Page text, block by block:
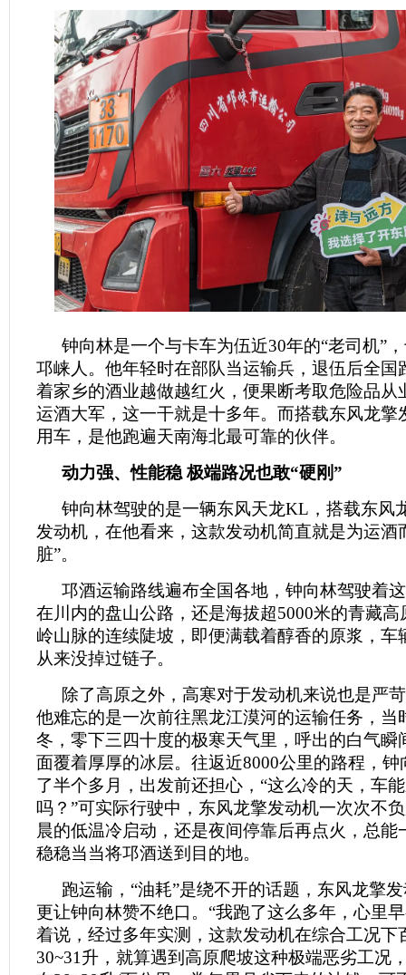
钟向林是一个与卡车为伍近30年的“老司机”
邛崃人。他年轻时在部队当运输兵，退伍后全国
着家乡的酒业越做越红火，便果断考取危险品从
运酒大军，这一干就是十多年。而搭载东风龙擎
用车，是他跑遍天南海北最可靠的伙伴。
动力强、性能稳 极端路况也敢“硬刚”
钟向林驾驶的是一辆东风天龙KL，搭载东风
发动机，在他看来，这款发动机简直就是为运酒
脏”。
邛酒运输路线遍布全国各地，钟向林驾驶着
在川内的盘山公路，还是海拔超5000米的青藏
岭山脉的连续陡坡，即便满载着醇香的原浆，车
从来没掉过链子。
除了高原之外，高寒对于发动机来说也是严
他难忘的是一次前往黑龙江漠河的运输任务，当
冬，零下三四十度的极寒天气里，呼出的白气瞬
面覆着厚厚的冰层。往返近8000公里的路程，
了半个多月，出发前还担心，“这么冷的天，车
吗？”可实际行驶中，东风龙擎发动机一次次不
晨的低温冷启动，还是夜间停靠后再点火，总能
稳稳当当将邛酒送到目的地。
跑运输，“油耗”是绕不开的话题，东风龙擎
更让钟向林赞不绝口。“我跑了这么多年，心里
着说，经过多年实测，这款发动机在综合工况下
30~31升，就算遇到高原爬坡这种极端恶劣工况